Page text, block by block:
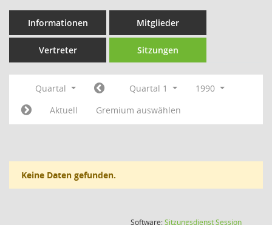
Informationen Mitglieder
Vertreter Sitzungen
Quartal Quartal 1
1990
Aktuell
Gremium auswählen
Keine Daten gefunden.
Software:SitzungsdienstSession(Wird in